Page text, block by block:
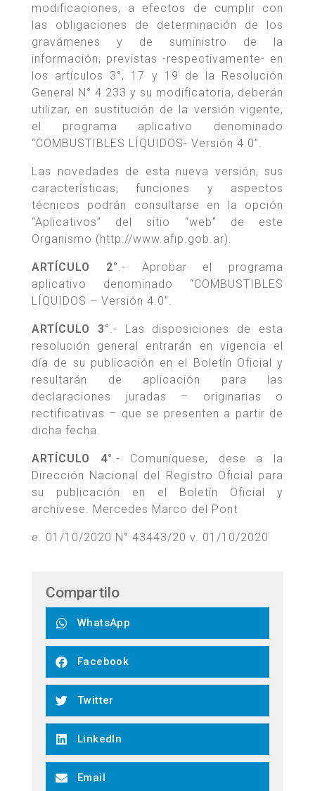
modificaciones, a efectos de cumplir con
las obligaciones de determinación de los
gravámenes y de suministro de la
información, previstas -respectivamente- en
los artículos 3°, 17 y 19 de la Resolución
General N° 4.233 y su modificatoria, deberán
utilizar, en sustitución de la versión vigente,
el programa aplicativo denominado
“COMBUSTIBLES LÍQUIDOS- Versión 4.0”.
Las novedades de esta nueva versión, sus
características, funciones y aspectos
técnicos podrán consultarse en la opción
“Aplicativos” del sitio “web” de este
Organismo (http://www.afip.gob.ar).
ARTÍCULO 2° .- Aprobar el programa
aplicativo denominado “COMBUSTIBLES
LÍQUIDOS – Versión 4.0”.
ARTÍCULO 3° .- Las disposiciones de esta
resolución general entrarán en vigencia el
día de su publicación en el Boletín Oficial y
resultarán de aplicación para las
declaraciones juradas – originarias o
rectificativas – que se presenten a partir de
dicha fecha.
ARTÍCULO 4° .- Comuníquese, dese a la
Dirección Nacional del Registro Oficial para
su publicación en el Boletín Oficial y
archívese. Mercedes Marco del Pont
e. 01/10/2020 N° 43443/20 v. 01/10/2020
Compartilo
WhatsApp
Facebook
Twitter
LinkedIn
Email